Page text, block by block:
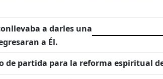
a darles una
a Él.
de partida para la reforma espiritual